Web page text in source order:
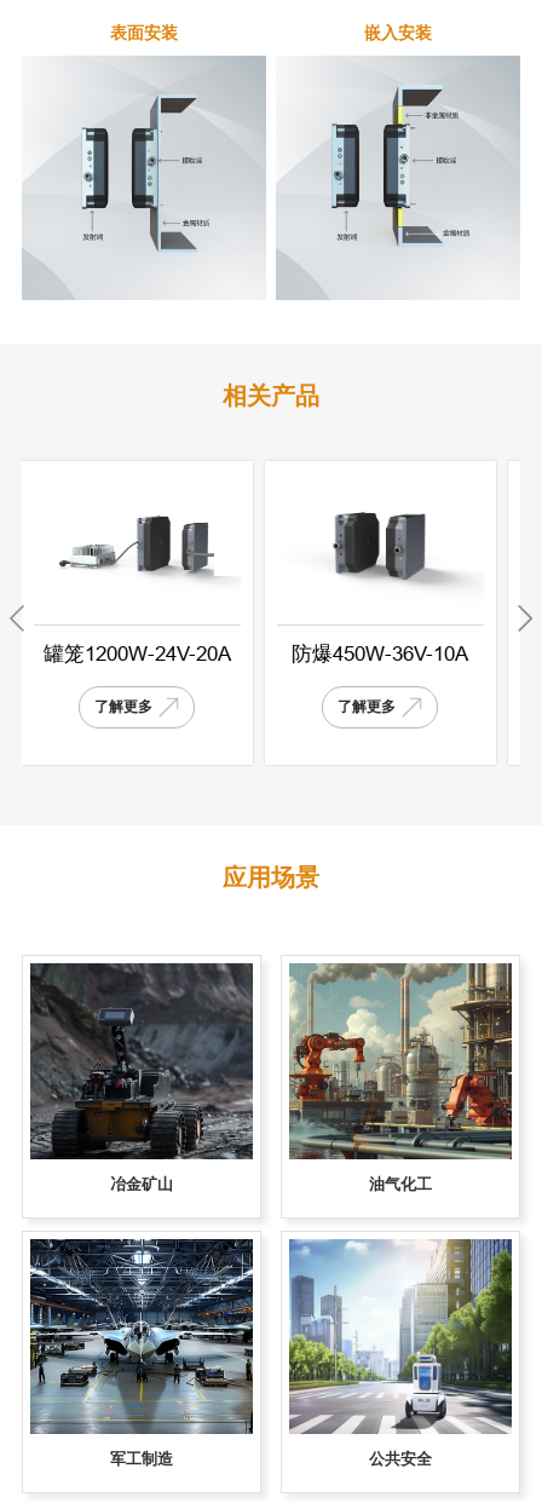
表面安装 嵌入安装
相关产品
防爆450W-36V-10A
了解更多
罐笼600W-24V-20A
了解更多
应用场景
冶金矿山 油气化工
军工制造 公共安全